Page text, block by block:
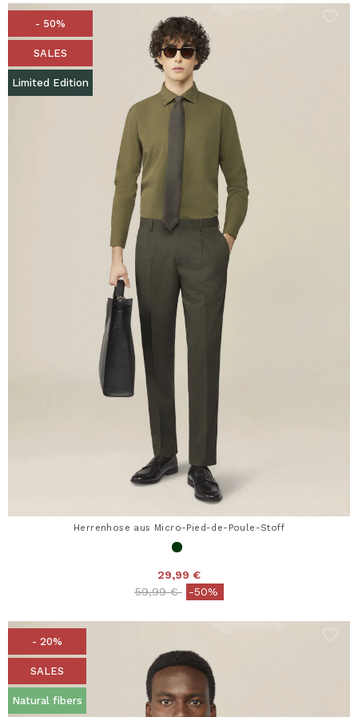
- 50%
SALES
Limited Edition
Herrenhose aus Micro-Pied-de-Poule-Stoff
29,99 €
Price reduced from
59,99 €to-50%
- 20%
SALES
Natural fibers